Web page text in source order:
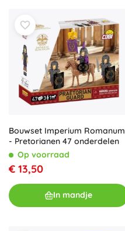
Bouwset Imperium Romanum
- Pretorianen 47 onderdelen
Op voorraad
€ 13,50
In mandje